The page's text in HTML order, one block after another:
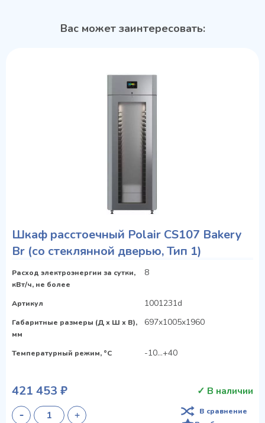
Вас может заинтересовать:
Шкаф расстоечный Polair CS107 Bakery
Br (со стеклянной дверью, Тип 1)
Расход электроэнергии за сутки,
кВт/ч, не более
8
Артикул 1001231d
Габаритные размеры (Д х Ш х В),
мм
697x1005x1960
Температурный режим, °C -10...+40
421 453 ₽ ✓ В наличии
В сравнение